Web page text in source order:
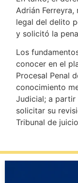
Adrián
legal del delito
y solicitó la
Los
conocer en el
Procesal Penal
conocimiento
Judicial; a partir
solicitar su
Tribunal de